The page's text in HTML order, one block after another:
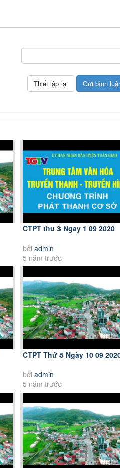
CTPT thu 3 Ngay 1 09 2020
bởi admin
5 năm trước
CTPT Thứ 5 Ngày 10 09
bởi admin
5 năm trước